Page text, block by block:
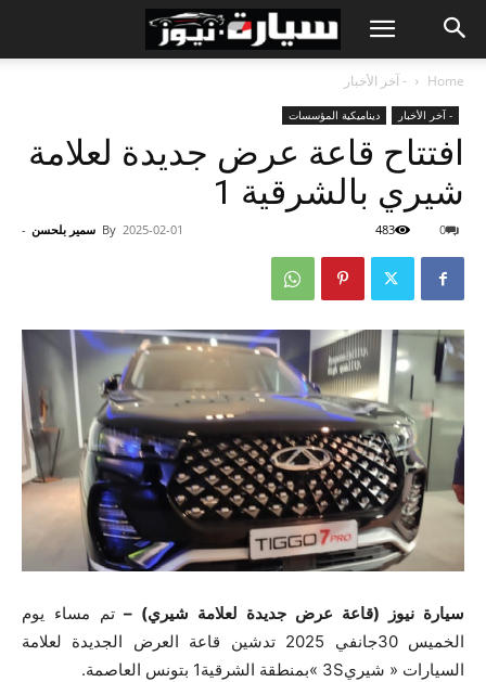
Home - آخر الأخبار
- آخر الأخبار ديناميكية المؤسسات
افتتاح قاعة عرض جديدة لعلامة
شيري بالشرقية 1
By سمير بلحسن - 2025-02-01 0
483
سيارة نيوز (قاعة عرض جديدة لعلامة شيري) – تم مساء يوم
الخميس 30جانفي 2025 تدشين قاعة العرض الجديدة لعلامة
السيارات « شيري3S »بمنطقة الشرقية1 بتونس العاصمة.